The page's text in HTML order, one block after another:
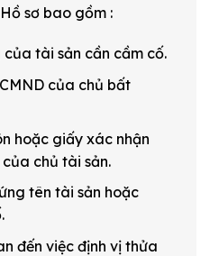
sơ bao gồm :
tài sản cần cầm cố.
của chủ bất
hoặc giấy xác nhận
chủ tài sản.
tên tài sản hoặc
đến việc định vị thửa